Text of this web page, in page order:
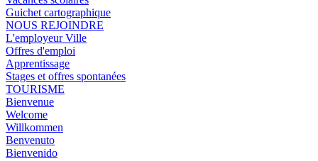
Guichet cartographique
NOUS REJOINDRE
L'employeur Ville
Offres d'emploi
Apprentissage
Stages et offres spontanées
TOURISME
Bienvenue
Welcome
Willkommen
Benvenuto
Bienvenido